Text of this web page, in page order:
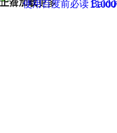
正在加载
上滑加载更多
使用百度前必读京公网安